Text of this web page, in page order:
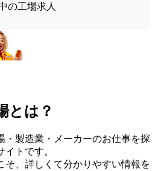
の工場求人
とは？
・製造業・メーカーのお仕事を探
トです。
そ、詳しくて分かりやすい情報を